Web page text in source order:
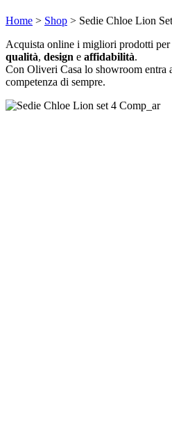
Home > Shop > Sedie Chloe Lion
Acquista online i migliori prodotti per
qualità, design e affidabilità.
Con Oliveri Casa lo showroom entra
competenza di sempre.